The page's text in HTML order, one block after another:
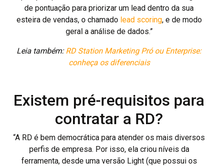
de pontuação para priorizar um lead dentro da sua
esteira de vendas, o chamado lead scoring, e de modo
geral a análise de dados.”
Leia também: RD Station Marketing Pró ou Enterprise:
conheça os diferenciais
Existem pré-requisitos para
contratar a RD?
“A RD é bem democrática para atender os mais diversos
perfis de empresa. Por isso, ela criou níveis da
ferramenta, desde uma versão Light (que possui os